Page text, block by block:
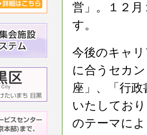
営」。１２
す。
今後のキャ
に合うセカ
座」、「行
いたしてお
のテーマに